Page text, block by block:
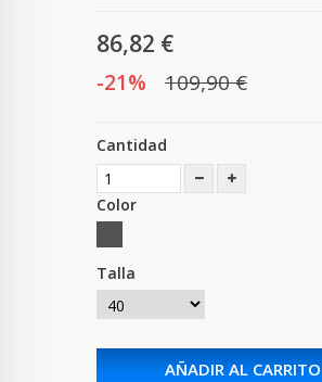
86,82 €
-21% 109,90 €
Cantidad
Color
Talla
AÑADIR AL CARRITO